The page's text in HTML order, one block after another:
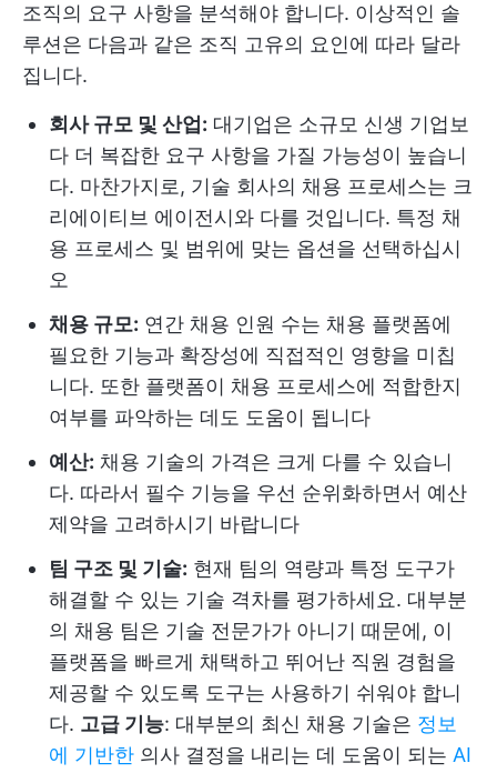
조직의 요구 사항을 분석해야 합니다. 이상적인 솔
루션은 다음과 같은 조직 고유의 요인에 따라 달라
집니다.
회사 규모 및 산업: 대기업은 소규모 신생 기업보
다 더 복잡한 요구 사항을 가질 가능성이 높습니
다. 마찬가지로, 기술 회사의 채용 프로세스는 크
리에이티브 에이전시와 다를 것입니다. 특정 채
용 프로세스 및 범위에 맞는 옵션을 선택하십시
오
채용 규모: 연간 채용 인원 수는 채용 플랫폼에
필요한 기능과 확장성에 직접적인 영향을 미칩
니다. 또한 플랫폼이 채용 프로세스에 적합한지
여부를 파악하는 데도 도움이 됩니다
예산: 채용 기술의 가격은 크게 다를 수 있습니
다. 따라서 필수 기능을 우선 순위화하면서 예산
제약을 고려하시기 바랍니다
팀 구조 및 기술: 현재 팀의 역량과 특정 도구가
해결할 수 있는 기술 격차를 평가하세요. 대부분
의 채용 팀은 기술 전문가가 아니기 때문에, 이
플랫폼을 빠르게 채택하고 뛰어난 직원 경험을
제공할 수 있도록 도구는 사용하기 쉬워야 합니
다. 고급 기능: 대부분의 최신 채용 기술은 정보
에 기반한 의사 결정을 내리는 데 도움이 되는 AI